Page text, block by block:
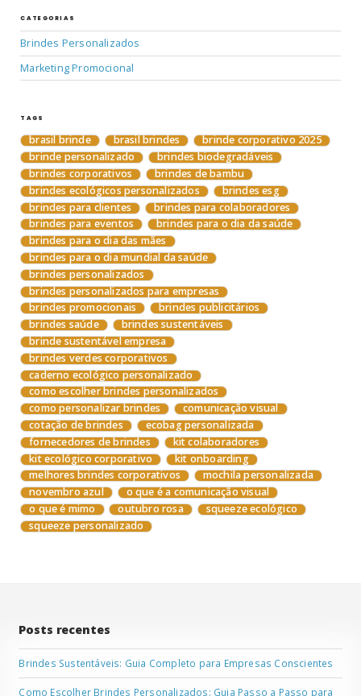
CATEGORIAS
Brindes Personalizados
Marketing Promocional
TAGS
brasil brinde brasil brindes
brinde corporativo 2025
brinde personalizado
brindes biodegradáveis
brindes corporativos
brindes de bambu
brindes ecológicos personalizados
brindes esg
brindes para clientes
brindes para colaboradores
brindes para eventos
brindes para o dia da saúde
brindes para o dia das mães
brindes para o dia mundial da saúde
brindes personalizados
brindes personalizados para empresas
brindes promocionais
brindes publicitários
brindes saúde
brindes sustentáveis
brinde sustentável empresa
brindes verdes corporativos
caderno ecológico personalizado
como escolher brindes personalizados
como personalizar brindes
comunicação visual
cotação de brindes
ecobag personalizada
fornecedores de brindes
kit colaboradores
kit ecológico corporativo
kit onboarding
melhores brindes corporativos
mochila personalizada
novembro azul
o que é a comunicação visual
o que é mimo
outubro rosa
squeeze ecológico
squeeze personalizado
Posts recentes
Brindes Sustentáveis: Guia Completo para Empresas Conscientes
Como Escolher Brindes Personalizados: Guia Passo a Passo para